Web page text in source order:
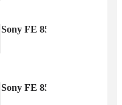
Sony FE 85 mm F1.4 GM
Sony FE 85 mm F1.4 GM II